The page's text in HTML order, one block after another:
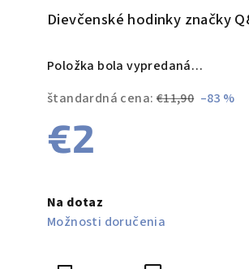
produktu
z
5
Dievčenské hodinky značky
Položka bola vypredaná…
štandardná cena: €11,90 –83 %
€2
cena:
Na dotaz
Možnosti doručenia